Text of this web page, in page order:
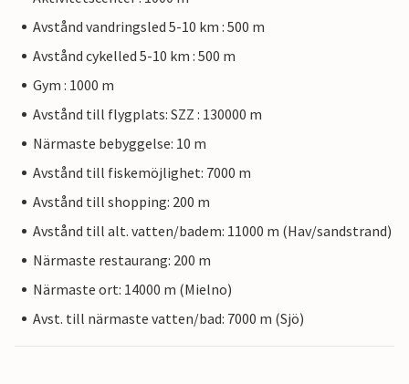
Avstånd vandringsled 5-10 km : 500 m
Avstånd cykelled 5-10 km : 500 m
Gym : 1000 m
Avstånd till flygplats: SZZ : 130000 m
Närmaste bebyggelse: 10 m
Avstånd till fiskemöjlighet: 7000 m
Avstånd till shopping: 200 m
Avstånd till alt. vatten/badem: 11000 m (Hav/sandstrand)
Närmaste restaurang: 200 m
Närmaste ort: 14000 m (Mielno)
Avst. till närmaste vatten/bad: 7000 m (Sjö)